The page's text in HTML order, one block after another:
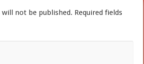
will not be published. Required fields